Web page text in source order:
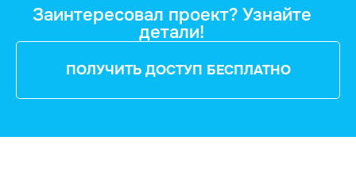
Заинтересовал проект? Узнайте
детали!
ПОЛУЧИТЬ ДОСТУП БЕСПЛАТНО